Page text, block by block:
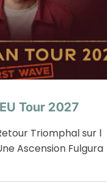
Tour 2027
Triomphal sur l
Ascension Fulgura